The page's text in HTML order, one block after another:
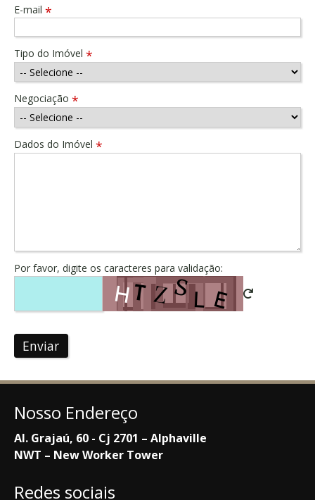
E-mail *
Tipo do Imóvel *
Negociação *
Dados do Imóvel *
Por favor, digite os caracteres para validação:
Enviar
Nosso Endereço
Al. Grajaú, 60 - Cj 2701 – Alphaville
NWT – New Worker Tower
Redes sociais